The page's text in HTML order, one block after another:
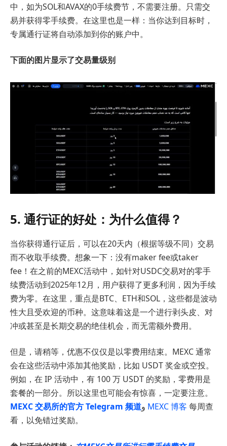
中，如为SOL和AVAX的0手续费节，不需要注册。只需交
易并获得零手续费。在这里也是一样：当你达到目标时，
专属通行证将自动添加到你的账户中。
下面的图片显示了交易量级别
5. 通行证的好处：为什么值得？
当你获得通行证后，可以在20天内（根据等级不同）交易
而不收取手续费。想象一下：没有maker fee或taker
fee！在之前的MEXC活动中，如针对USDC交易对的零手
续费活动到2025年12月，用户获得了更多利润，因为手续
费为零。在这里，重点是BTC、ETH和SOL，这些都是波动
性大且受欢迎的币种。这意味着这是一个进行剥头皮、对
冲或甚至是长期交易的绝佳机会，而无需额外费用。
但是，请稍等，优惠不仅仅是以零费用结束。MEXC 通常
会在这些活动中添加其他奖励，比如 USDT 奖金或空投。
例如，在 IP 活动中，有 100 万 USDT 的奖励，零费用是
套餐的一部分。所以这里也可能会有惊喜，一定要注意。
MEXC 交易所的官方 Telegram 频道و MEXC 博客 每周查
看，以免错过奖励。